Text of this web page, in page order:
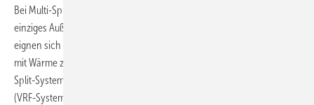
Bei Multi-Split-Systemen können bis zu acht Innengeräte an ein
einziges Außengerät angeschlossen werden. Multi-Split-Systeme
eignen sich somit für mehrere oder große Räume. Um weitere Räume
mit Wärme zu versorgen, empfiehlt sich die Nutzung mehrerer Multi-
Split-Systeme oder der Einsatz größerer Luft/Luft-Wärmepumpen
(VRF-Systeme), die für den Einsatz in Mehrfamilienhäusern oder in